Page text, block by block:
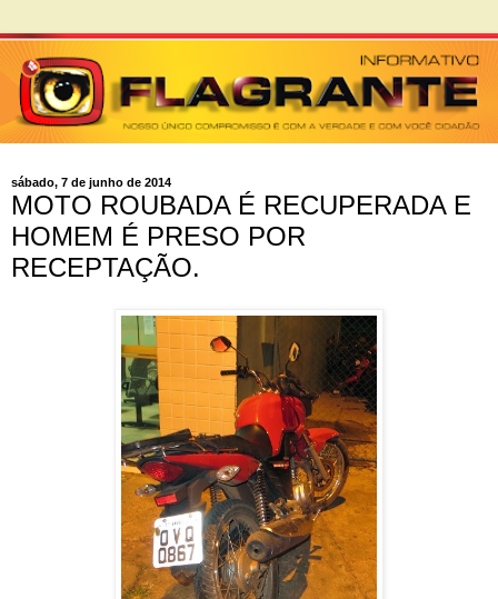
sábado, 7 de junho de 2014
MOTO ROUBADA É RECUPERADA E
HOMEM É PRESO POR
RECEPTAÇÃO.